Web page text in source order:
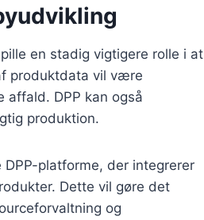
en stadig vigtigere rolle i at
produktdata vil være
affald. DPP kan også
produktion.
platforme, der integrerer
Dette vil gøre det
og